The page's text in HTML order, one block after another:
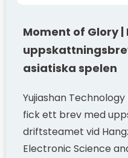
Moment of Glory |
asiatiska spelen
Yujiashan Technology
fick ett brev med
driftsteamet vid
Electronic Science